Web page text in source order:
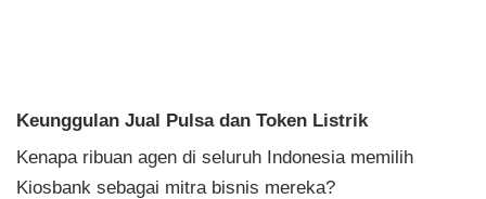
Keunggulan Jual Pulsa dan Token Listrik
Kenapa ribuan agen di seluruh Indonesia memilih
Kiosbank sebagai mitra bisnis mereka?